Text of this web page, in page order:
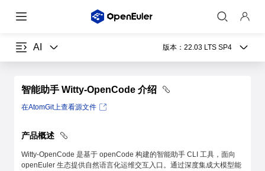
AI 版本： 22.03 LTS SP4
智能助手 Witty-OpenCode 介绍
在AtomGit上查看源文件
产品概述
Witty-OpenCode 是基于 openCode 构建的智能助手 CLI 工具，面向
openEuler 生态提供自然语言化运维交互入口。通过深度集成大模型能